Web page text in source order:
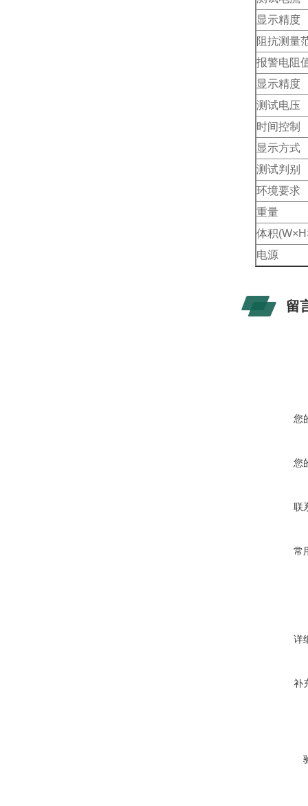
显示精度
阻抗测量
报警电阻
显示精度
测试电压
时间控制
显示方式
测试判别
环境要求
重量
体积
电源
留
您
您
联
常
详
补